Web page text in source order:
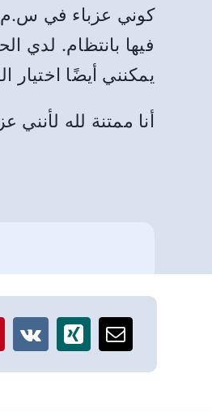
كوني عزباء في س.م
فيها بانتظام. لدي
يمكنني أيضًا
أنا ممتنة لله لأنني